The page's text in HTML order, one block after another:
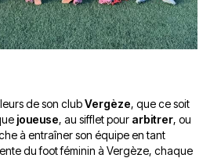
de son clubVergèze, que ce soit
joueuse, au sifflet pour arbitrer, ou
à entraîner son équipe en tant
du foot féminin à Vergèze, chaque